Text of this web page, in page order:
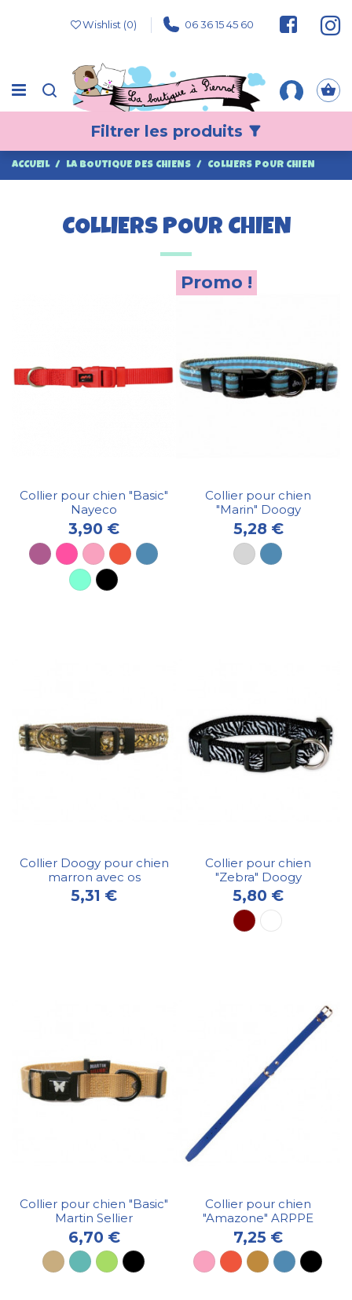
Wishlist (0) 06 36 15 45 60
Filtrer les produits filter_alt
ACCUEIL LA BOUTIQUE DES CHIENS COLLIERS POUR CHIEN
COLLIERS POUR CHIEN
Collier pour chien "Basic"
Nayeco
3,90 €
Promo !
Collier pour chien
"Marin" Doogy
5,28 €
Collier Doogy pour chien
marron avec os
5,31 €
Collier pour chien
"Zebra" Doogy
5,80 €
Collier pour chien "Basic"
Martin Sellier
6,70 €
Collier pour chien
"Amazone" ARPPE
7,25 €